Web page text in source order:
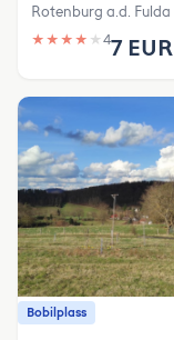
Rotenburg a.d. Fulda
★ ★ ★ ★ ★ 47 EUR
Bobilplass